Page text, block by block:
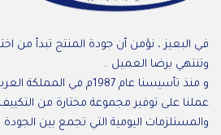
في البعيز ، نؤمن أن جودة المنتج تبدأ من
وتنتهي برضا العميل ..
و منذ تأسيسنا عام 1987م في
عملنا على توفير مجموعة مختارة من التكييف
والمستلزمات اليومية التي تجمع بين